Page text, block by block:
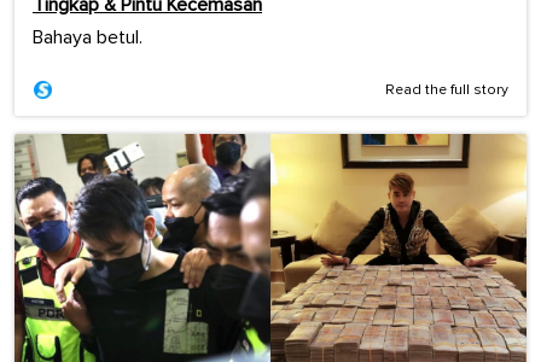
Tingkap & Pintu Kecemasan
Bahaya betul.
Read the full story